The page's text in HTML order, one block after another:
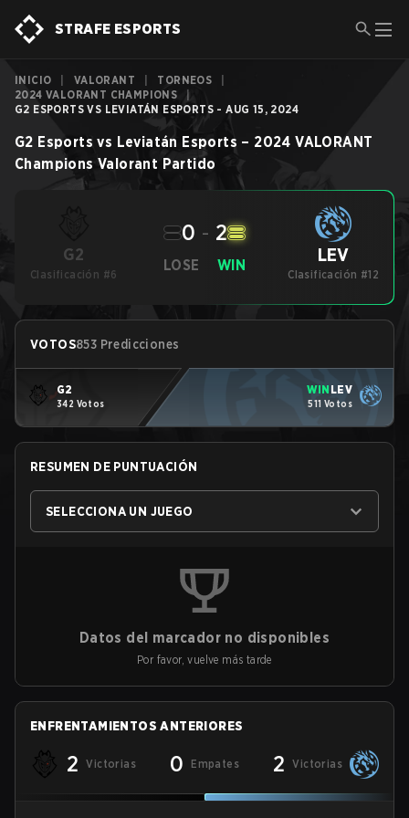
STRAFE ESPORTS
INICIO VALORANT TORNEOS
2024 VALORANT CHAMPIONS
G2 ESPORTS VS LEVIATÁN ESPORTS - AUG 15, 2024
G2 Esports vs Leviatán Esports – 2024 VALORANT
Champions Valorant Partido
G2
Clasificación #6
LOSE
0 - 2
WIN LEV
Clasificación #12
VOTOS853 Predicciones
G2
342 Votos
WIN LEV
511 Votos
RESUMEN DE PUNTUACIÓN
SELECCIONA UN JUEGO
Datos del marcador no disponibles
Por favor, vuelve más tarde
ENFRENTAMIENTOS ANTERIORES
2 Victorias 0 Empates 2 Victorias